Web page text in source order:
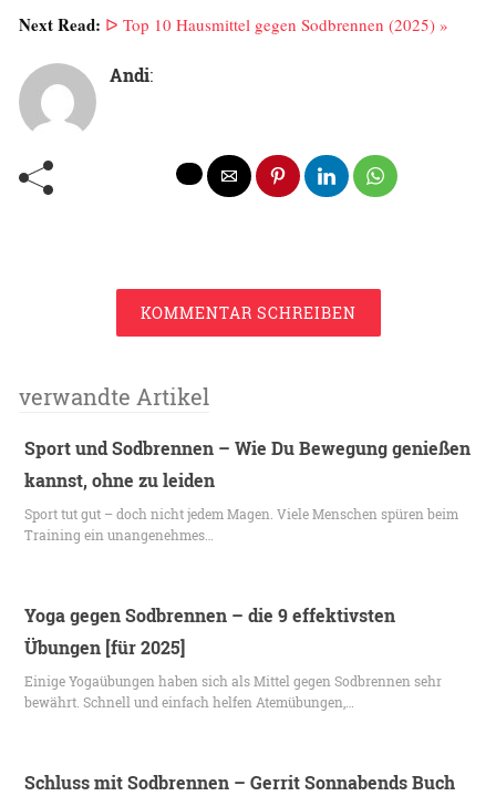
Next Read: ᐅ Top 10 Hausmittel gegen Sodbrennen (2025) »
Andi:
KOMMENTAR SCHREIBEN
verwandte Artikel
Sport und Sodbrennen – Wie Du Bewegung genießen
kannst, ohne zu leiden
Sport tut gut – doch nicht jedem Magen. Viele Menschen spüren beim
Training ein unangenehmes…
Yoga gegen Sodbrennen – die 9 effektivsten
Übungen [für 2025]
Einige Yogaübungen haben sich als Mittel gegen Sodbrennen sehr
bewährt. Schnell und einfach helfen Atemübungen,…
Schluss mit Sodbrennen – Gerrit Sonnabends Buch